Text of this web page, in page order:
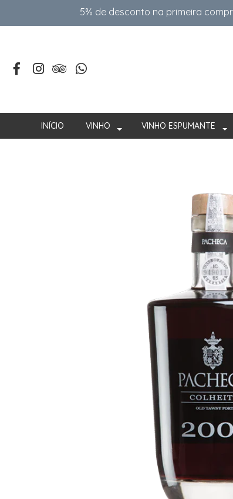
5% de desconto na primeira
INÍCIO VINHO VINHO ESPUMANTE